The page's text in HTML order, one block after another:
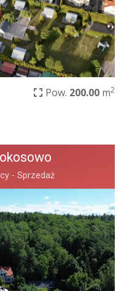
Pow. 200.00 m2
- Sprzedaż